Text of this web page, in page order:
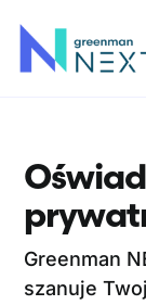
content
Inwestowanie
Wyniki
Greenman
szanuje